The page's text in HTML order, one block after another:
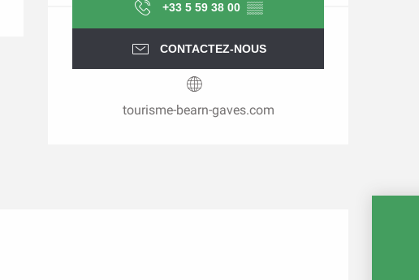
+33 5 59 38 00 ▒▒
CONTACTEZ-NOUS
tourisme-bearn-gaves.com